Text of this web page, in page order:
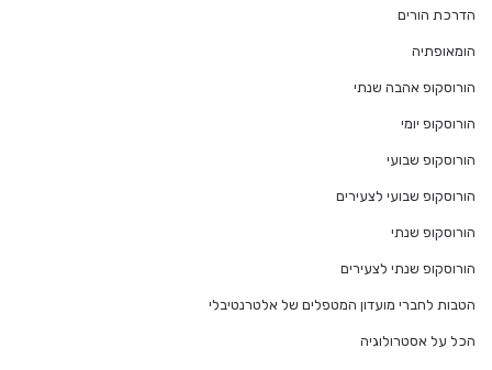
הדרכת הורים
הומאופתיה
הורוסקופ אהבה שנתי
הורוסקופ יומי
הורוסקופ שבועי
הורוסקופ שבועי לצעירים
הורוסקופ שנתי
הורוסקופ שנתי לצעירים
הטבות לחברי מועדון המטפלים של אלטרנטיבלי
הכל על אסטרולוגיה